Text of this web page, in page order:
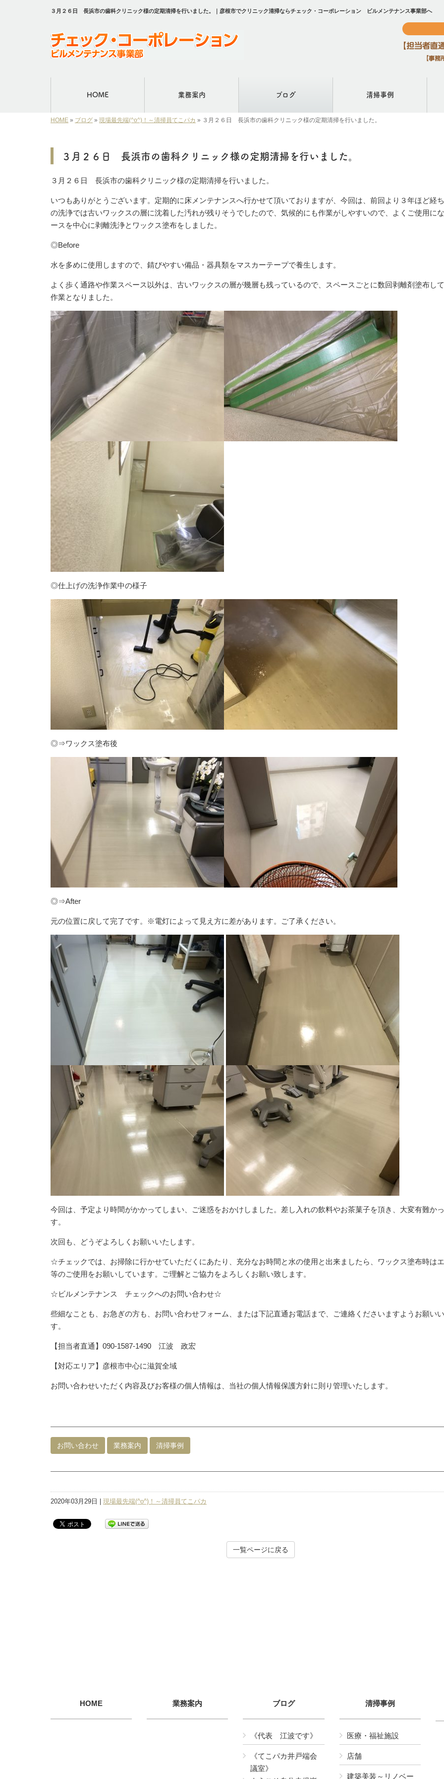
３月２６日 長浜市の歯科クリニック様の定期清掃を行いました。｜彦根市でクリニック清掃ならチェック・コーポレーション ビルメンテナンス事業部へ
HOME 業務案内 ブログ 清掃事例
HOME » ブログ » 現場最先端(^o^)！～清掃員てこパカ » ３月２６日 長浜市の歯科クリニック様の定期清掃を行いました。
３月２６日 長浜市の歯科クリニック様の定期清掃を行いました。
３月２６日 長浜市の歯科クリニック様の定期清掃を行いました。
いつもありがとうございます。定期的に床メンテナンスへ行かせて頂いておりますが、今回は、前回より３年ほど経
の洗浄では古いワックスの層に沈着した汚れが残りそうでしたので、気候的にも作業がしやすいので、よくご使用に
ースを中心に剥離洗浄とワックス塗布をしました。
◎Before
水を多めに使用しますので、錆びやすい備品・器具類をマスカーテープで養生します。
よく歩く通路や作業スペース以外は、古いワックスの層が幾層も残っているので、スペースごとに数回剥離剤塗布し
作業となりました。
◎仕上げの洗浄作業中の様子
◎⇒ワックス塗布後
◎⇒After
元の位置に戻して完了です。※電灯によって見え方に差があります。ご了承ください。
今回は、予定より時間がかかってしまい、ご迷惑をおかけしました。差し入れの飲料やお茶菓子を頂き、大変有難か
す。
次回も、どうぞよろしくお願いいたします。
☆チェックでは、お掃除に行かせていただくにあたり、充分なお時間と水の使用と出来ましたら、ワックス塗布時は
等のご使用をお願いしています。ご理解とご協力をよろしくお願い致します。
☆ビルメンテナンス チェックへのお問い合わせ☆
些細なことも、お急ぎの方も、お問い合わせフォーム、または下記直通お電話まで、ご連絡くださいますようお願い
す。
【担当者直通】090-1587-1490 江波 政宏
【対応エリア】彦根市中心に滋賀全域
お問い合わせいただく内容及びお客様の個人情報は、当社の個人情報保護方針に則り管理いたします。
お問い合わせ 業務案内 清掃事例
2020年03月29日 | 現場最先端(^o^)！～清掃員てこパカ
一覧ページに戻る
HOME 業務案内 ブログ
《代表 江波です》
《てこパカ井戸端会
議室》
清掃事例
医療・福祉施設
店舗
建築美装～リノベー